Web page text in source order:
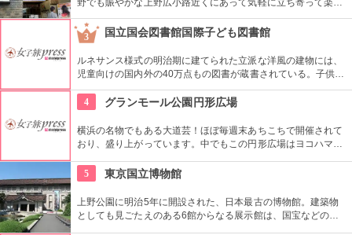
野でも賑やかな上野広小路近くにあって気軽に立ち寄って楽し
むことができる。好きな落語家や漫才の名前を見つけたら迷わ
ず入ってみてはいかがでしょう。
3 国立国会図書館国際子ども図書館
ルネサンス様式の明治期に建てられた立派な洋風の建物には、
児童向けの国内外の40万点もの図書が蔵書されている。子供だ
けでなく大人も十分楽しめるので、たまにはインテリに図書館
でゆっくり過ごしてみては。
4 グランモール公園円形広場
横浜の名物でもある大道芸！ほぼ毎週末あちこちで開催されて
おり、盛り上がっています。中でもこの円形広場はヨコハマ大
労される、驚きの芸に子供も大人も釘付けです！
5 東京国立博物館
上野公園に明治5年に開設された、日本最古の博物館。建築物
としても見ごたえのある6館からなる展示館は、国宝などの歴